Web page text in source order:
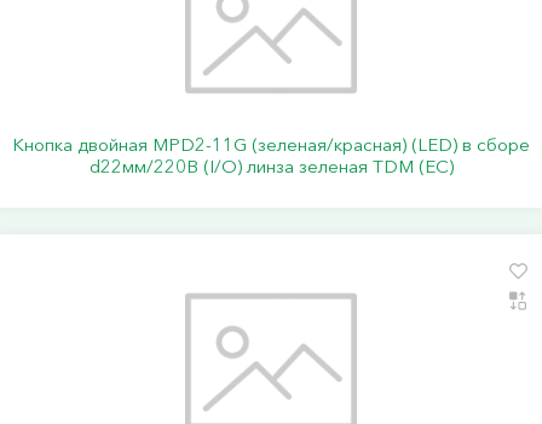
Кнопка двойная MPD2-11G (зеленая/красная) (LED) в сборе
d22мм/220В (I/O) линза зеленая TDM (ЕС)